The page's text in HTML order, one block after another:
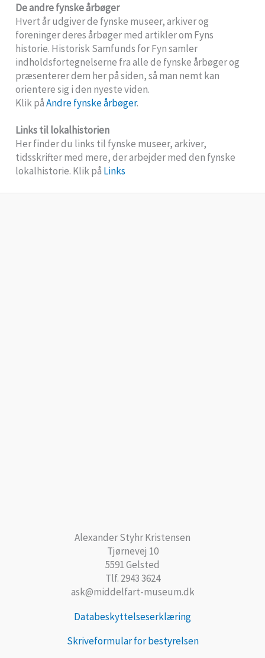
De andre fynske årbøger
Hvert år udgiver de fynske museer, arkiver og
foreninger deres årbøger med artikler om Fyns
historie. Historisk Samfunds for Fyn samler
indholdsfortegnelserne fra alle de fynske årbøger og
præsenterer dem her på siden, så man nemt kan
orientere sig i den nyeste viden.
Klik påAndre fynske årbøger.
Links til lokalhistorien
Her finder du links til fynske museer, arkiver,
tidsskrifter med mere, der arbejder med den fynske
lokalhistorie. Klik på Links
Alexander Styhr Kristensen
Tjørnevej 10
5591 Gelsted
Tlf. 2943 3624
ask@middelfart-museum.dk
Databeskyttelseserklæring
Skriveformular for bestyrelsen